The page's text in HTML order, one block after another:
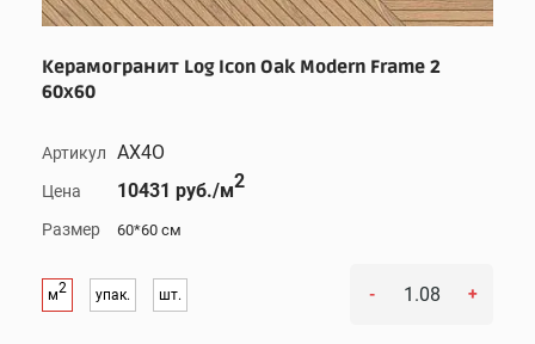
Керамогранит Log Icon Oak Modern Frame 2
60x60
Артикул AX4O
Цена 10431 руб./м2
Размер 60*60 см
м2 упак. шт. - +